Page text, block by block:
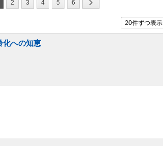
2 3 4 5 6
20件ずつ表示
化への知恵